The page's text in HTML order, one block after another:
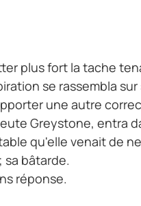
plus fort la tache
se rassembla
une autre
Greystone, entra
qu'elle venait de
sa bâtarde.
réponse.